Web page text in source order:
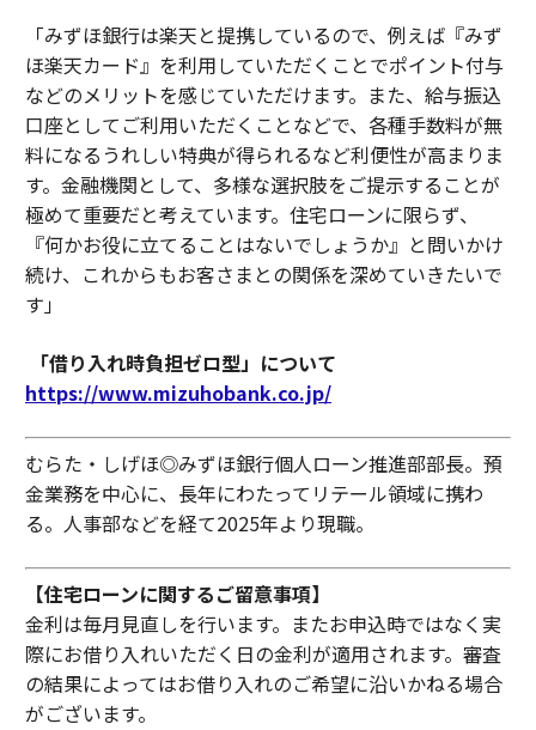
「みずほ銀行は楽天と提携しているので、例えば『みず
ほ楽天カード』を利用していただくことでポイント付与
などのメリットを感じていただけます。また、給与振込
口座としてご利用いただくことなどで、各種手数料が無
料になるうれしい特典が得られるなど利便性が高まりま
す。金融機関として、多様な選択肢をご提示することが
極めて重要だと考えています。住宅ローンに限らず、
『何かお役に立てることはないでしょうか』と問いかけ
続け、これからもお客さまとの関係を深めていきたいで
す」
「借り入れ時負担ゼロ型」について
https://www.mizuhobank.co.jp/
むらた・しげほ◎みずほ銀行個人ローン推進部部長。預
金業務を中心に、長年にわたってリテール領域に携わ
る。人事部などを経て2025年より現職。
【住宅ローンに関するご留意事項】
金利は毎月見直しを行います。またお申込時ではなく実
際にお借り入れいただく日の金利が適用されます。審査
の結果によってはお借り入れのご希望に沿いかねる場合
がございます。